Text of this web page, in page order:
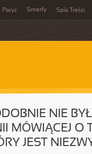
Paryż Smerfy Spis Treści
NIE
MÓWIĄCEJ O
JEST